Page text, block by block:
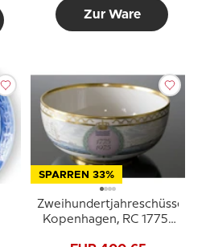
Zur Ware
SPARREN 33%
Zweihundertjahreschüssel
Kopenhagen, RC 1775-